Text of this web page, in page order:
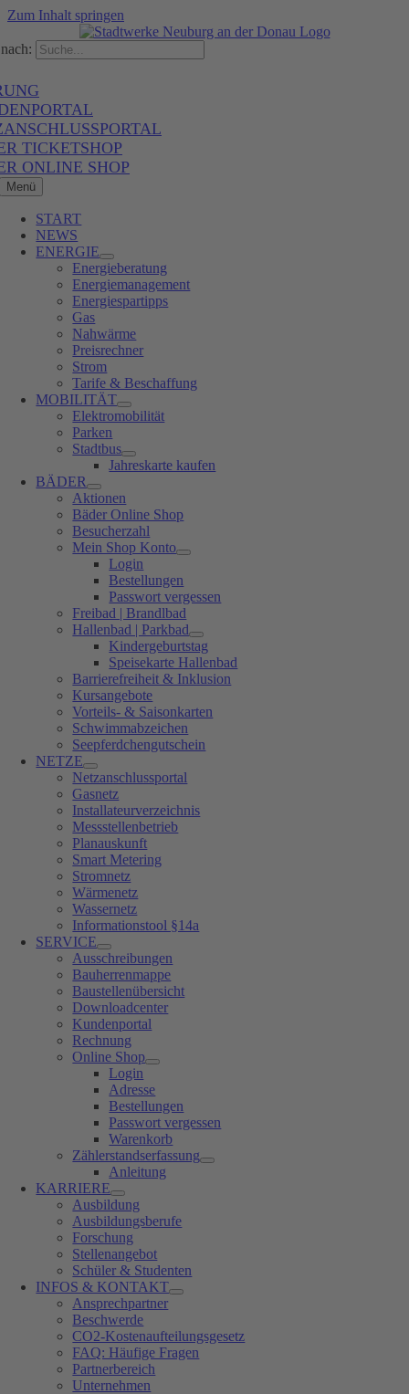
Zum Inhalt springen
TICKETSHOP
ONLINE SHOP
Menü
START
NEWS
ENERGIE
Energieberatung
Energiemanagement
Energiespartipps
Gas
Nahwärme
Preisrechner
Strom
Tarife & Beschaffung
MOBILITÄT
Elektromobilität
Parken
Stadtbus
Jahreskarte kaufen
BÄDER
Aktionen
Bäder Online Shop
Besucherzahl
Mein Shop Konto
Login
Bestellungen
Passwort vergessen
Freibad | Brandlbad
Hallenbad | Parkbad
Kindergeburtstag
Speisekarte Hallenbad
Barrierefreiheit & Inklusion
Kursangebote
Vorteils- & Saisonkarten
Schwimmabzeichen
Seepferdchengutschein
NETZE
Netzanschlussportal
Gasnetz
Installateurverzeichnis
Messstellenbetrieb
Planauskunft
Smart Metering
Stromnetz
Wärmenetz
Wassernetz
Informationstool §14a
SERVICE
Ausschreibungen
Bauherrenmappe
Baustellenübersicht
Downloadcenter
Kundenportal
Rechnung
Online Shop
Login
Adresse
Bestellungen
Passwort vergessen
Warenkorb
Zählerstandserfassung
Anleitung
KARRIERE
Ausbildung
Ausbildungsberufe
Forschung
Stellenangebot
Schüler & Studenten
INFOS & KONTAKT
Ansprechpartner
Beschwerde
CO2-Kostenaufteilungsgesetz
FAQ: Häufige Fragen
Partnerbereich
Unternehmen